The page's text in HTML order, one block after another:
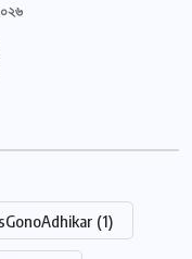
(1)